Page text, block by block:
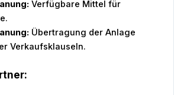
Verfügbare Mittel für
Übertragung der Anlage
Verkaufsklauseln.